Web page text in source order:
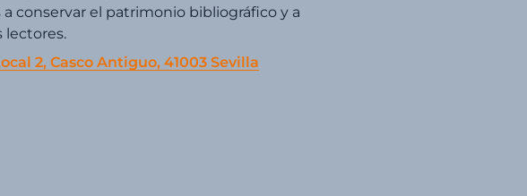
conservar el patrimonio bibliográfico y a
lectores.
2, Casco Antiguo, 41003 Sevilla